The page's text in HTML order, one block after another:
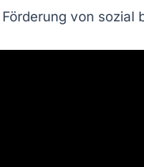
Förderung von sozial